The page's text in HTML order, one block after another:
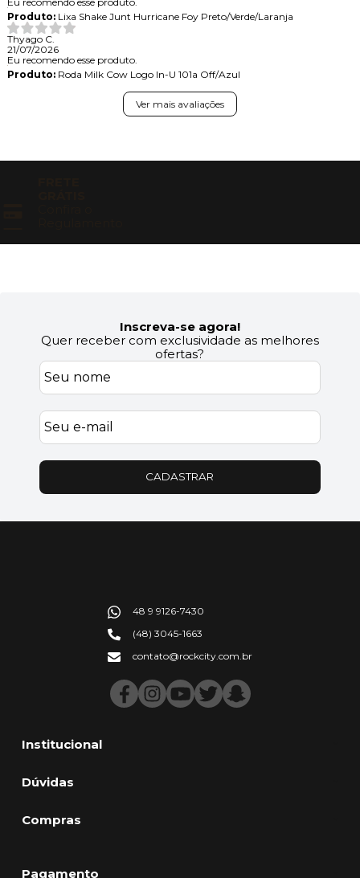
Produto:Lixa Shake Junt Hurricane Foy Preto/Verde/Laranja
Thyago C.
21/07/2026
Eu recomendo esse produto.
Produto:Roda Milk Cow Logo In-U 101a Off/Azul
Ver mais avaliações
Inscreva-se agora!
Quer receber com exclusividade as melhores
ofertas?
CADASTRAR
Institucional
Dúvidas
Compras
48 9 9126-7430
(48) 3045-1663
contato@rockcity.com.br
Pagamento